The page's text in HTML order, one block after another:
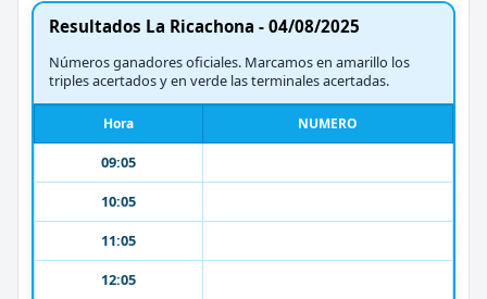
Resultados La Ricachona - 04/08/2025
Números ganadores oficiales. Marcamos en amarillo los
triples acertados y en verde las terminales acertadas.
Hora NUMERO
09:05
10:05
11:05
12:05